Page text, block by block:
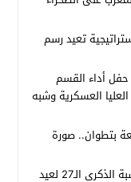
تعيد رسم
أداء القسم
العسكرية وشبه
بتطوان.. صورة
قراءة في الخطاب الملكي السامي بمناسبة الذكرى الـ27 لعيد